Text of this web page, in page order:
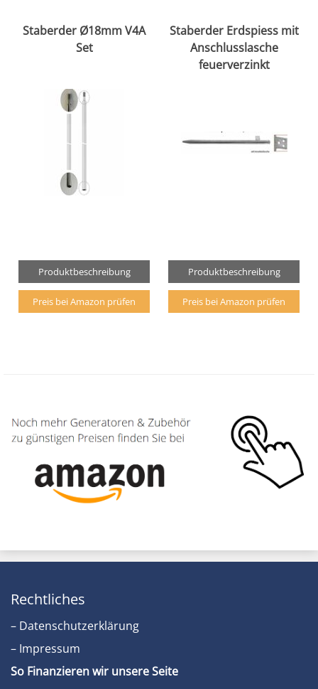
Staberder Ø18mm V4A
Set
Produktbeschreibung
Preis bei Amazon prüfen
Staberder Erdspiess mit
Anschlusslasche
feuerverzinkt
Produktbeschreibung
Preis bei Amazon prüfen
Rechtliches
– Datenschutzerklärung
– Impressum
So Finanzieren wir unsere Seite